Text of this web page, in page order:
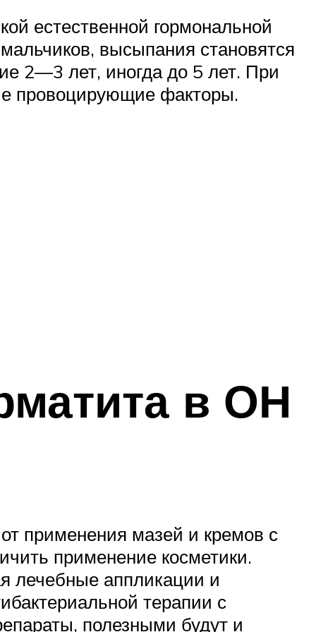
естественной гормональной
высыпания становятся
2—3 лет, иногда до 5 лет. При
провоцирующие факторы.
в ОН
применения мазей и кремов с
применение косметики.
лечебные аппликации и
терапии с
полезными будут и